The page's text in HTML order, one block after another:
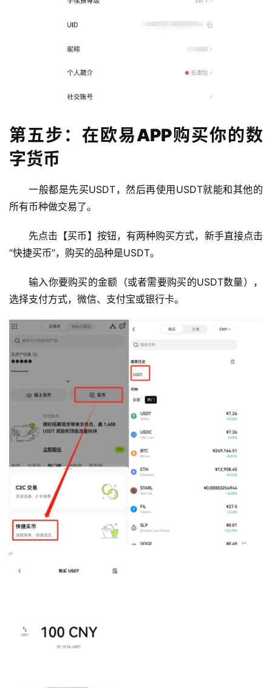
第五步：在欧易APP购买你的数
字货币
一般都是先买USDT，然后再使用USDT就能和其他的
所有币种做交易了。
先点击【买币】按钮，有两种购买方式，新手直接点击
“快捷买币”，购买的品种是USDT。
输入你要购买的金额（或者需要购买的USDT数量），
选择支付方式，微信、支付宝或银行卡。